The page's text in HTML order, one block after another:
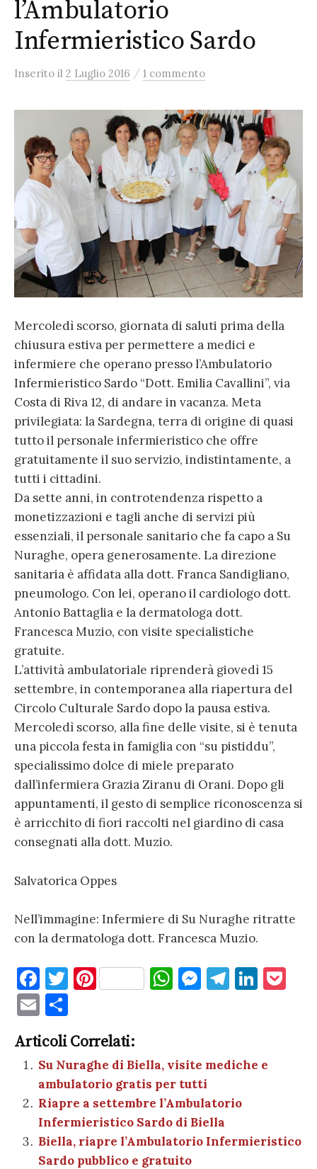
l’Ambulatorio
Infermieristico Sardo
Inserito il 2 Luglio 2016 / 1 commento
Mercoledì scorso, giornata di saluti prima della
chiusura estiva per permettere a medici e
infermiere che operano presso l’Ambulatorio
Infermieristico Sardo “Dott. Emilia Cavallini”, via
Costa di Riva 12, di andare in vacanza. Meta
privilegiata: la Sardegna, terra di origine di quasi
tutto il personale infermieristico che offre
gratuitamente il suo servizio, indistintamente, a
tutti i cittadini.
Da sette anni, in controtendenza rispetto a
monetizzazioni e tagli anche di servizi più
essenziali, il personale sanitario che fa capo a Su
Nuraghe, opera generosamente. La direzione
sanitaria è affidata alla dott. Franca Sandigliano,
pneumologo. Con lei, operano il cardiologo dott.
Antonio Battaglia e la dermatologa dott.
Francesca Muzio, con visite specialistiche
gratuite.
L’attività ambulatoriale riprenderà giovedì 15
settembre, in contemporanea alla riapertura del
Circolo Culturale Sardo dopo la pausa estiva.
Mercoledì scorso, alla fine delle visite, si è tenuta
una piccola festa in famiglia con “su pistiddu”,
specialissimo dolce di miele preparato
dall’infermiera Grazia Ziranu di Orani. Dopo gli
appuntamenti, il gesto di semplice riconoscenza si
è arricchito di fiori raccolti nel giardino di casa
consegnati alla dott. Muzio.
Salvatorica Oppes
Nell’immagine: Infermiere di Su Nuraghe ritratte
con la dermatologa dott. Francesca Muzio.
F
a
c
e
b
o
o
k
T
te
r
Pi
es
t
W
A
p
p
M
g
er
T
a
m
Li
dI
E
m
ai
l
n
di
vi
di
Articoli Correlati:
Su Nuraghe di Biella, visite mediche e
ambulatorio gratis per tutti
Riapre a settembre l’Ambulatorio
Infermieristico Sardo di Biella
Biella, riapre l’Ambulatorio Infermieristico
Sardo pubblico e gratuito